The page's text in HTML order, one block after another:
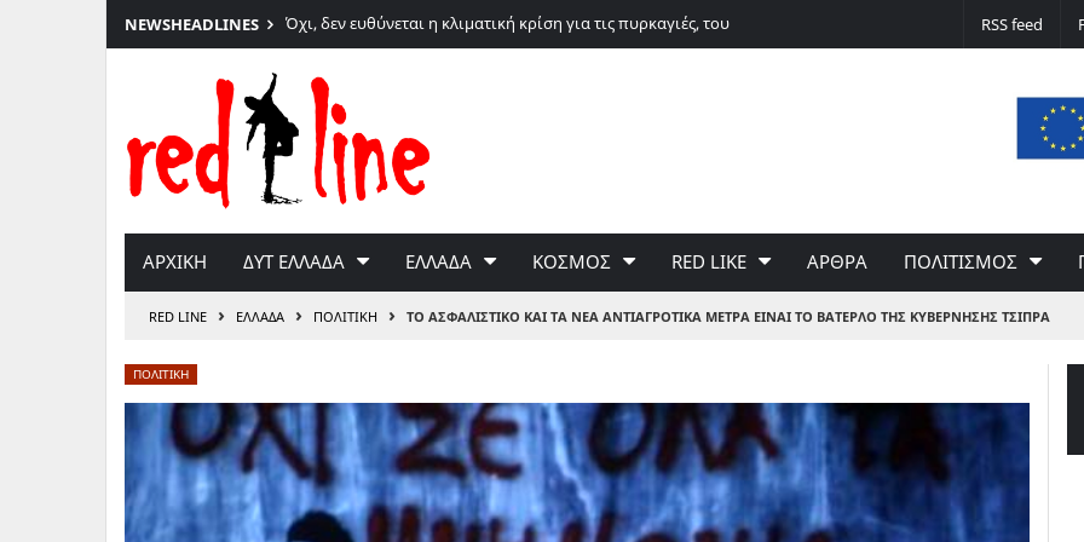
Μετάβαση
στο
περιεχόμενο
NEWSHEADLINES
Όχι, δεν ευθύνεται η κλιματική κρίση για τις πυρκαγιές, του
Φάμπιαν Δημητρίου
Ασε την κορδέλα, πιάσε το μυστρί
RSS feed
ΑΡΧΙΚΗ ΔΥΤ ΕΛΛΑΔΑ ΕΛΛΑΔΑ ΚΟΣΜΟΣ RED LIKE ΑΡΘΡΑ ΠΟΛΙΤΙΣΜΟΣ
RED LINE › ΕΛΛΑΔΑ › ΠΟΛΙΤΙΚΗ › ΤΟ ΑΣΦΑΛΙΣΤΙΚΟ ΚΑΙ ΤΑ ΝΕΑ ΑΝΤΙΑΓΡΟΤΙΚΑ ΜΕΤΡΑ ΕΙΝΑΙ ΤΟ ΒΑΤΕΡΛΟ ΤΗΣ ΚΥΒΕΡΝΗΣΗΣ ΤΣΙΠΡΑ
ΠΟΛΙΤΙΚΗ